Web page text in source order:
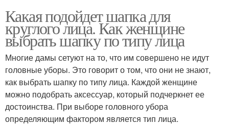
Какая подойдет шапка для
круглого лица. Как женщине
выбрать шапку по типу лица
Многие дамы сетуют на то, что им совершено не идут
головные уборы. Это говорит о том, что они не знают,
как выбрать шапку по типу лица. Каждой женщине
можно подобрать аксессуар, который подчеркнет ее
достоинства. При выборе головного убора
определяющим фактором является тип лица.